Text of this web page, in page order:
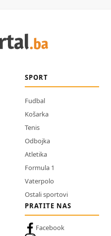
SPORT
Fudbal
Košarka
Tenis
Odbojka
Atletika
Formula 1
Vaterpolo
Ostali sportovi
PRATITE NAS
Facebook